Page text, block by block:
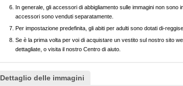
In generale, gli accessori di abbigliamento sulle immagini non
accessori sono venduti separatamente.
Per impostazione predefinita, gli abiti per adulti sono dotati di-
Se è la prima volta per voi di acquistare un vestito sul nostro sito
dettagliate, o visita il nostro Centro di aiuto.
Dettaglio delle immagini